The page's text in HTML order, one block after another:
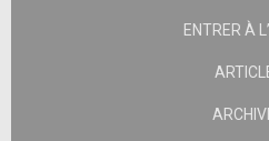
ENTRER À